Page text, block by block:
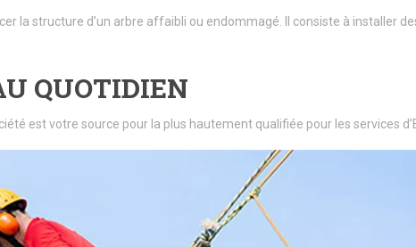
la structure d’un arbre affaibli ou endommagé. Il consiste à installer
QUOTIDIEN
est votre source pour la plus hautement qualifiée pour les services